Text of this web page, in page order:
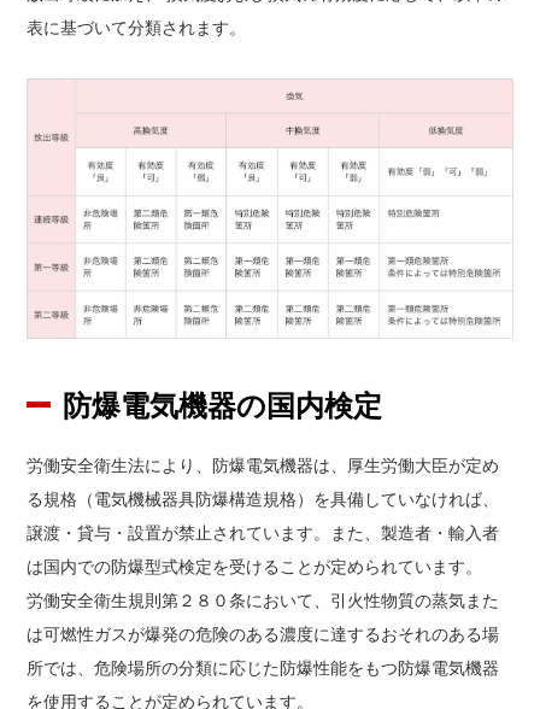
表に基づいて分類されます。
防爆電気機器の国内検定
労働安全衛生法により、防爆電気機器は、厚生労働大臣が定め
る規格（電気機械器具防爆構造規格）を具備していなければ、
譲渡・貸与・設置が禁止されています。また、製造者・輸入者
は国内での防爆型式検定を受けることが定められています。
労働安全衛生規則第２８０条において、引火性物質の蒸気また
は可燃性ガスが爆発の危険のある濃度に達するおそれのある場
所では、危険場所の分類に応じた防爆性能をもつ防爆電気機器
を使用することが定められています。